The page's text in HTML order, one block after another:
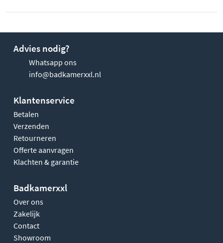
Advies nodig?
Whatsapp ons
info@badkamerxxl.nl
Klantenservice
Betalen
Verzenden
Retourneren
Offerte aanvragen
Klachten & garantie
Badkamerxxl
Over ons
Zakelijk
Contact
Showroom